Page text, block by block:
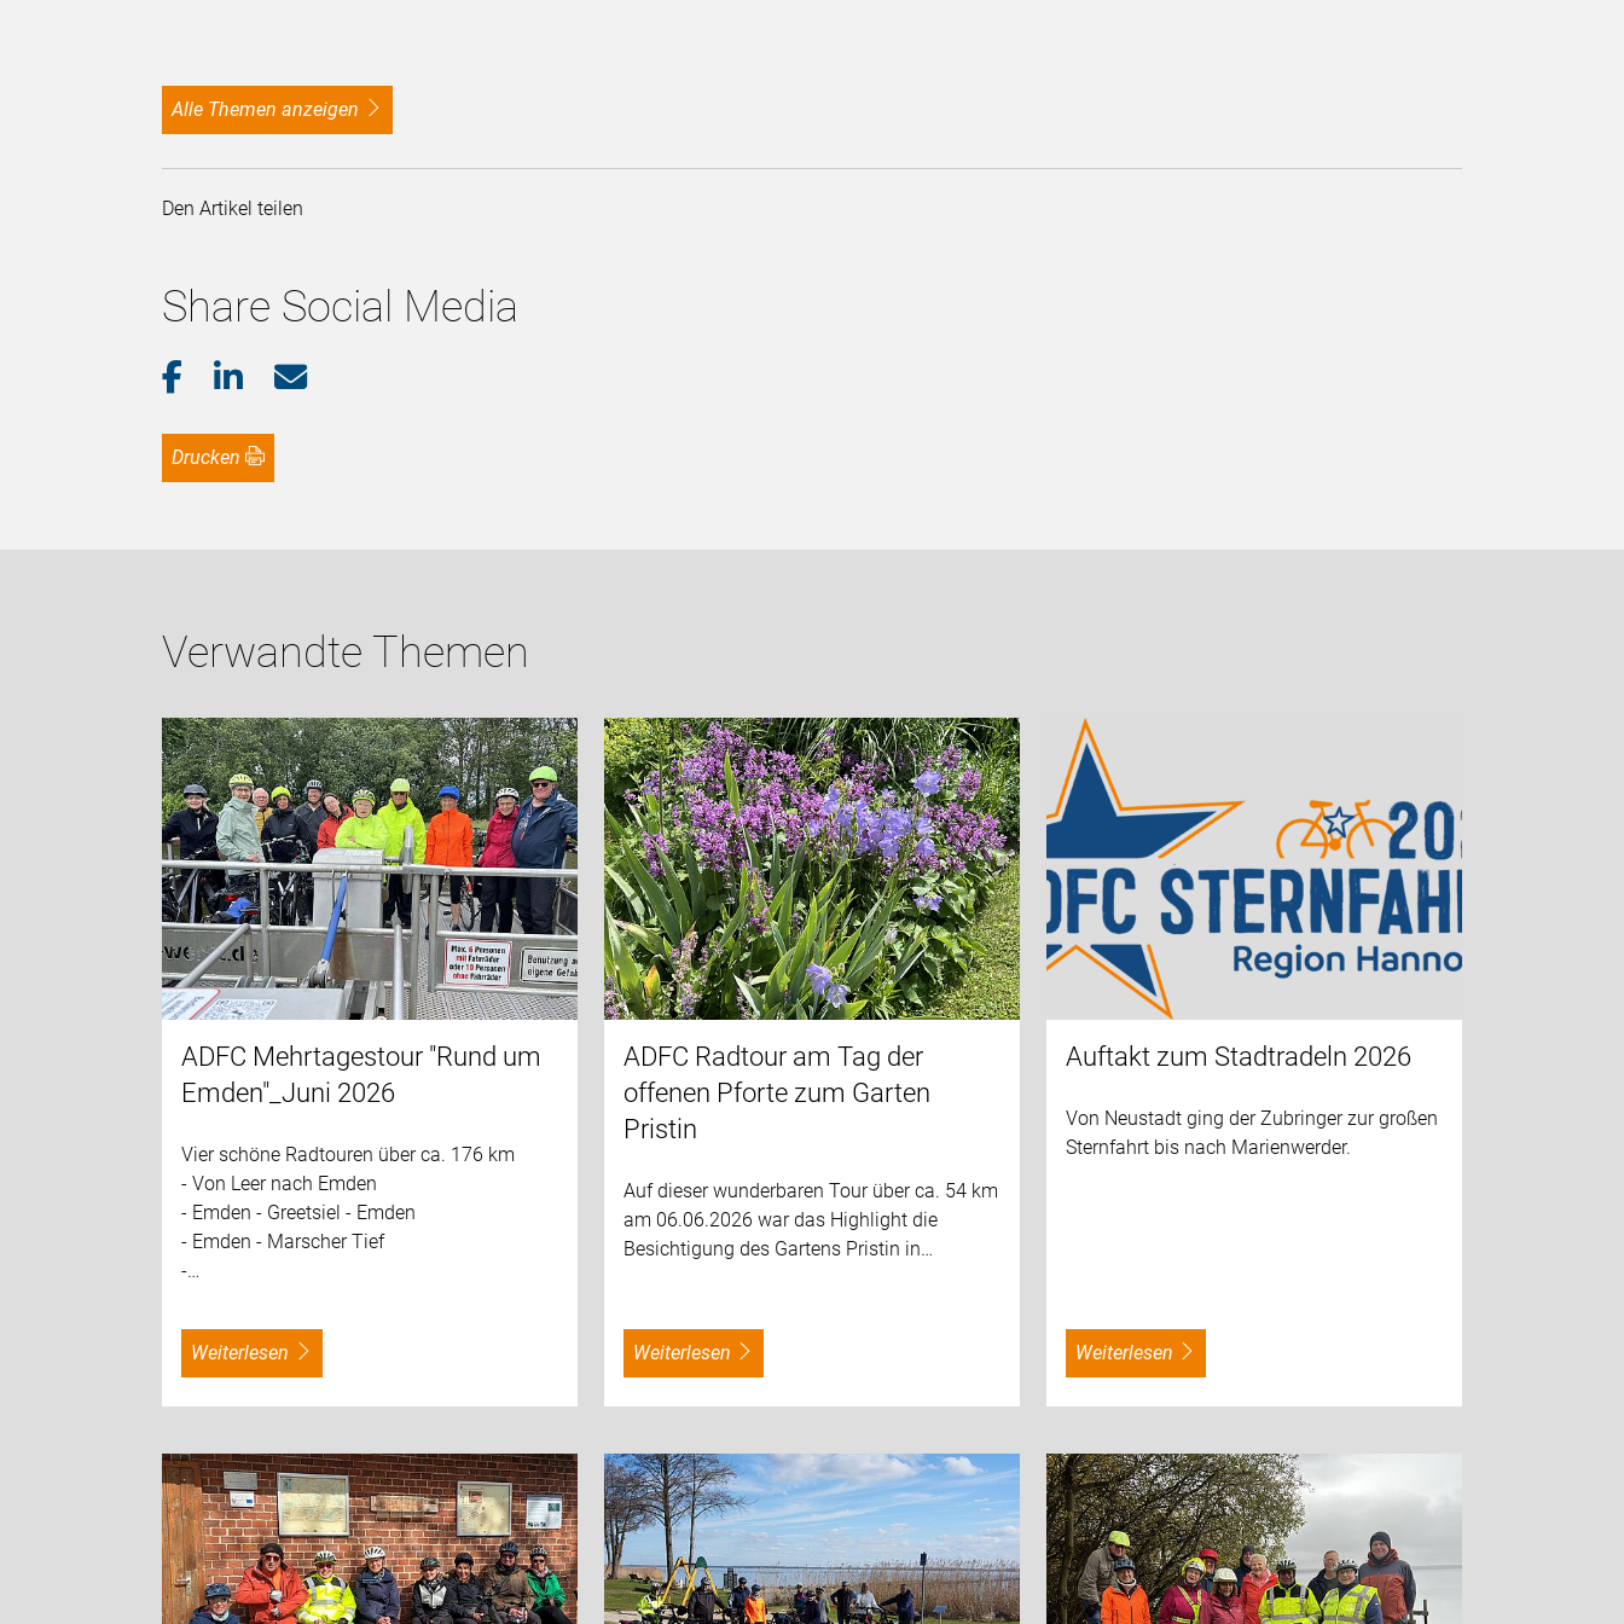
alle Themen anzeigen
Den Artikel teilen
Share Social Media
Drucken
Verwandte Themen
ADFC Mehrtagestour "Rund um
Emden"_Juni 2026
Vier schöne Radtouren über ca. 176 km
- Von Leer nach Emden
- Emden - Greetsiel - Emden
- Emden - Marscher Tief
-…
weiterlesen
ADFC Radtour am Tag der
offenen Pforte zum Garten
Pristin
Auf dieser wunderbaren Tour über ca. 54 km
am 06.06.2026 war das Highlight die
Besichtigung des Gartens Pristin in…
weiterlesen
Auftakt zum Stadtradeln 2026
Von Neustadt ging der Zubringer zur großen
Sternfahrt bis nach Marienwerder.
weiterlesen